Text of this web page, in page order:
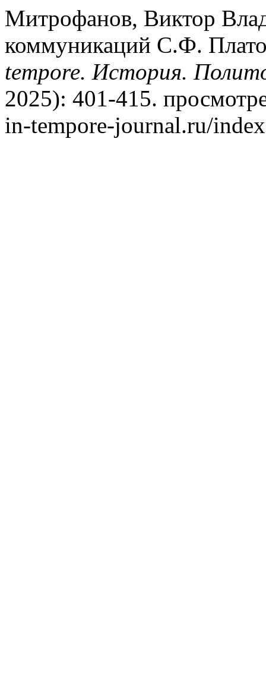
Митрофанов, Виктор
коммуникаций С.Ф.
tempore. История.
2025): 401-415.
in-tempore-journal.ru/